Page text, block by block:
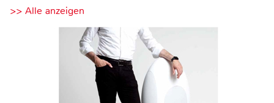
>> Alle anzeigen